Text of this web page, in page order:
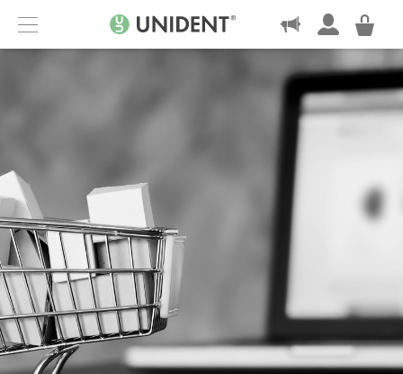
Menu
KONTAKT